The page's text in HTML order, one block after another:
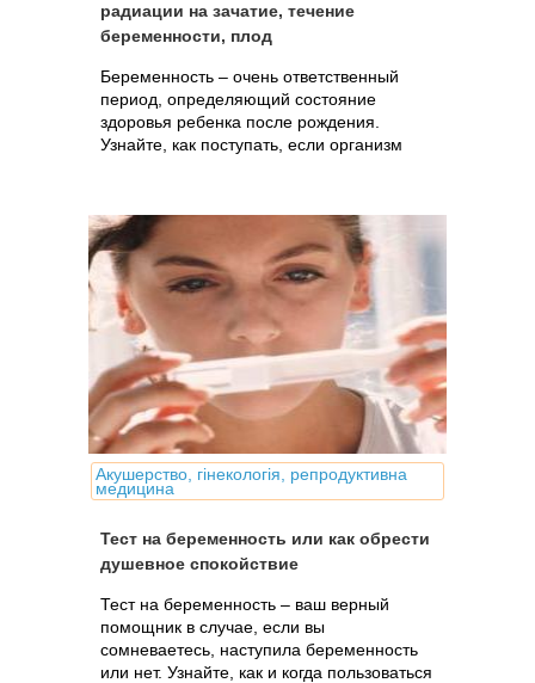
радиации на зачатие, течение
беременности, плод
Беременность – очень ответственный
период, определяющий состояние
здоровья ребенка после рождения.
Узнайте, как поступать, если организм
влиянию негативных факторов:
лекарства, рентген и др.
Акушерство, гінекологія, репродуктивна
медицина
Тест на беременность или как обрести
душевное спокойствие
Тест на беременность – ваш верный
помощник в случае, если вы
сомневаетесь, наступила беременность
или нет. Узнайте, как и когда пользоваться